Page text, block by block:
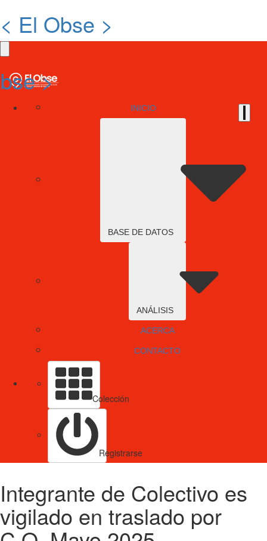
< El Obse >
>
INICIO
BASE DE DATOS
ANÁLISIS
ACERCA
CONTACTO
Colección
Registrarse
Integrante de Colectivo es
vigilado en traslado por